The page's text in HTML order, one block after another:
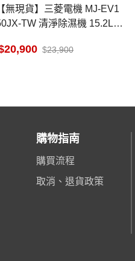
【無現貨】三菱電機 MJ-EV1
TW 清淨除濕機 15.2L/
20,900 23,900
購物指南
購買流程
取消、退貨政策